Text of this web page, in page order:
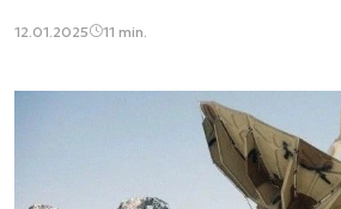
12.01.2025 11 min.